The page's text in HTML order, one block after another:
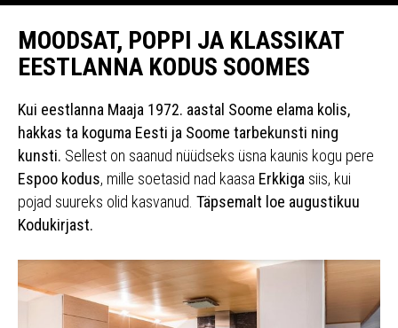
MOODSAT, POPPI JA KLASSIKAT
EESTLANNA KODUS SOOMES
Kui eestlanna Maaja 1972. aastal Soome elama kolis,
hakkas ta koguma Eesti ja Soome tarbekunsti ning
kunsti. Sellest on saanud nüüdseks üsna kaunis kogu pere
Espoo kodus, mille soetasid nad kaasa Erkkiga siis, kui
pojad suureks olid kasvanud. Täpsemalt loe augustikuu
Kodukirjast.